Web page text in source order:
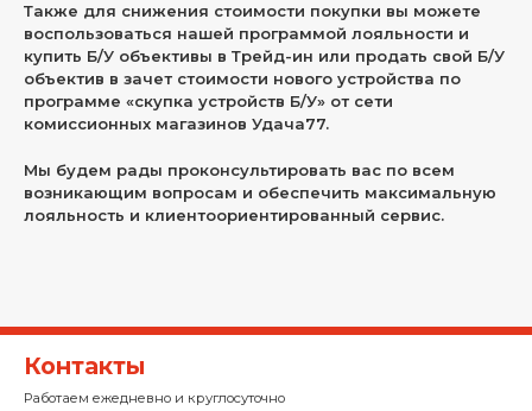
Также для снижения стоимости покупки вы можете
воспользоваться нашей программой лояльности и
купить Б/У объективы в Трейд-ин или продать свой Б/У
объектив в зачет стоимости нового устройства по
программе «скупка устройств Б/У» от сети
комиссионных магазинов Удача77.
Мы будем рады проконсультировать вас по всем
возникающим вопросам и обеспечить максимальную
лояльность и клиентоориентированный сервис.
Контакты
Работаем ежедневно и круглосуточно